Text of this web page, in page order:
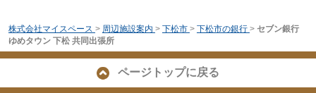
株式会社マイスペース > 周辺施設案内 > 下松市 > 下松市の銀行 > セブン銀行
ゆめタウン 下松 共同出張所
ページトップに戻る